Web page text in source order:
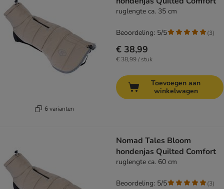
6 varianten
ruglengte ca. 35 cm
€ 38,99
€ 38,99 / stuk
Beoordeling: 5/5 (3)
Toevoegen aan
winkelwagen
Nomad Tales Bloom
hondenjas Quilted Comfort
ruglengte ca. 60 cm
Beoordeling: 5/5 (3)